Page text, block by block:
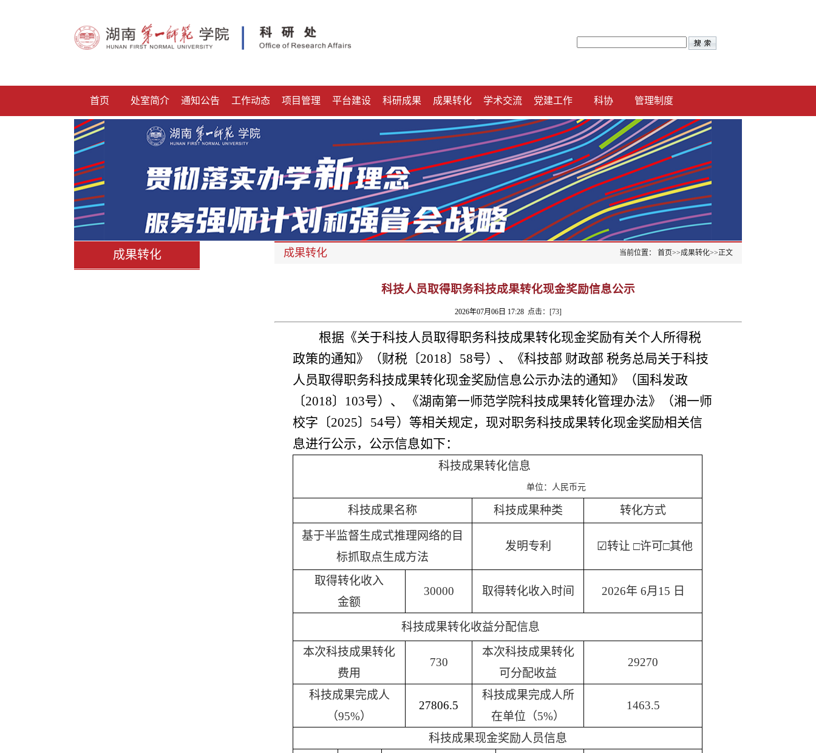
首页 处室简介 通知公告 工作动态 项目管理 平台建设 科研成果 成果转化 学术交流 党建工作 科协 管理制度
成果转化 成果转化 当前位置： 首页>>成果转化>>正文
科技人员取得职务科技成果转化现金奖励信息公示
2026年07月06日 17:28 点击：[73]
根据《关于科技人员取得职务科技成果转化现金奖励有关个人所得税
政策的通知》（财税〔2018〕58号）、《科技部 财政部 税务总局关于科技
人员取得职务科技成果转化现金奖励信息公示办法的通知》（国科发政
〔2018〕103号）、 《湖南第一师范学院科技成果转化管理办法》（湘一师
校字〔2025〕54号）等相关规定，现对职务科技成果转化现金奖励相关信
息进行公示，公示信息如下：
科技成果转化信息
单位：人民币元
科技成果名称 科技成果种类
转化方式
基于半监督生成式推理网络的目
标抓取点生成方法
发明专利 ☑转让 □许可 □其他
取得转化收入
金额
30000 取得转化收入时间 2026年 6月15 日
科技成果转化收益分配信息
本次科技成果转化
费用
730
本次科技成果转化
可分配收益
29270
科技成果完成人
（95%）
27806.5
科技成果完成人所
在单位（5%）
1463.5
科技成果现金奖励人员信息